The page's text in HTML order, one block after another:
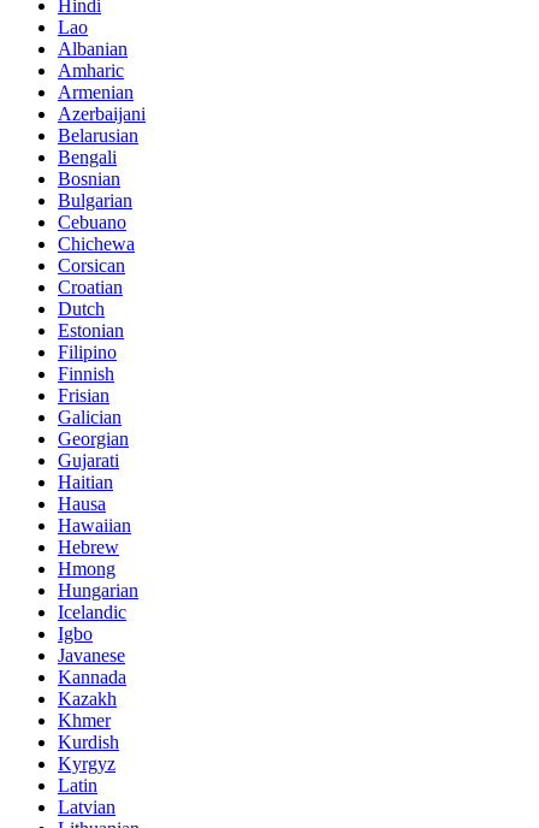
Hindi
Lao
Albanian
Amharic
Armenian
Azerbaijani
Belarusian
Bengali
Bosnian
Bulgarian
Cebuano
Chichewa
Corsican
Croatian
Dutch
Estonian
Filipino
Finnish
Frisian
Galician
Georgian
Gujarati
Haitian
Hausa
Hawaiian
Hebrew
Hmong
Hungarian
Icelandic
Igbo
Javanese
Kannada
Kazakh
Khmer
Kurdish
Kyrgyz
Latin
Latvian